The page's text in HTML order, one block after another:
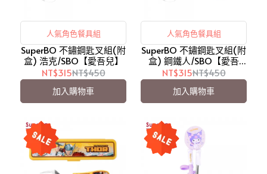
人氣角色餐具組
SuperBO 不鏽鋼匙叉組(附
盒) 浩克/SBO【愛吾兒】
NT$315NT$450
加入購物車
人氣角色餐具組
SuperBO 不鏽鋼匙叉組(附
盒) 鋼鐵人/SBO【愛吾
兒】
NT$315NT$450
加入購物車